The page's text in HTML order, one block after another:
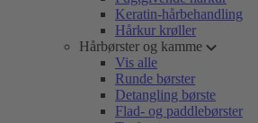
Keratin-hårbehandling
Hårkur krøller
Hårbørster og kamme
Vis alle
Runde børster
Detangling børste
Flad- og paddlebørster